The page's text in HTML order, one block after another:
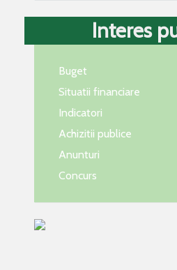
Interes
Buget
Situatii financiare
Indicatori
Achizitii publice
Anunturi
Concurs